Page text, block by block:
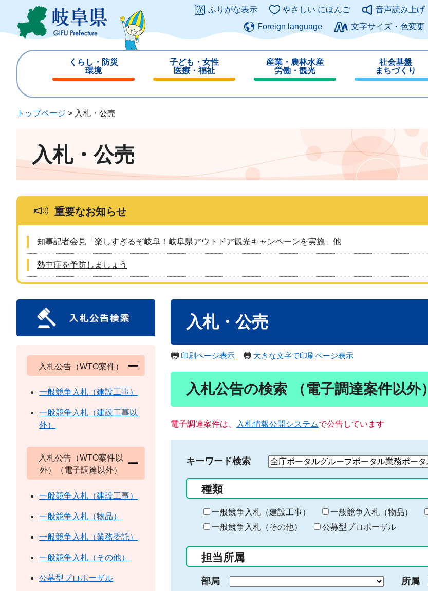
ジ
ュ
このページの本文へ
ふりがな表示 やさしい にほんご
音声読み上げ
Foreign language
文字サイズ・色変更
くらし・防災
環境
じ
子ども・女性
医療・福祉
じ
産業・農林水産
労働・観光
じ
社会基盤
まちづくり
じ
トップページ > 入札・公売
入札・公売
重要なお知らせ
知事記者会見「楽しすぎるぞ岐阜！岐阜県アウトドア観光キャンペーンを実施」他
熱中症を予防しましょう
入札・公売
印刷ページ表示 大きな文字で印刷ページ表示
入札公告の検索 （電子調達案件以外）
電子調達案件は、 入札情報公開システムで公告しています
キーワード検索
検
る
キ
ー
ー
入
種類
一般競争入札（建設工事） 一般競争入札（物品）
一般競争入札（その他）
公募型プロポーザル
担当所属
部局 所属
入札公告（WTO案件）
一般競争入札（建設工事）
一般競争入札（建設工事以
外）
入札公告（WTO案件以
外）（電子調達以外）
一般競争入札（建設工事）
一般競争入札（物品）
一般競争入札（業務委託）
一般競争入札（その他）
公募型プロポーザル